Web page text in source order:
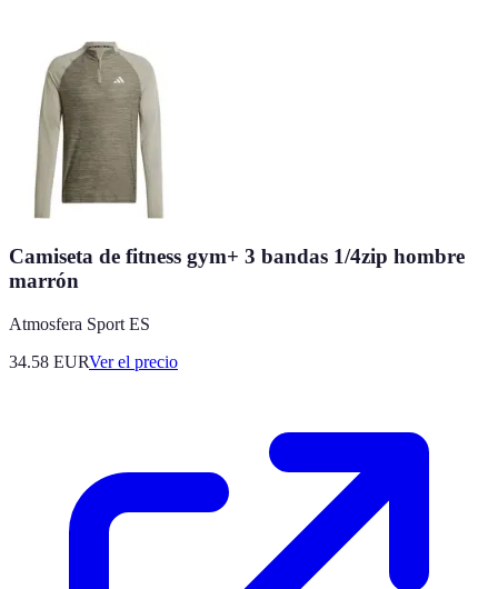
Camiseta de fitness gym+ 3 bandas 1/4zip hombre
marrón
Atmosfera Sport ES
34.58 EURVer el precio